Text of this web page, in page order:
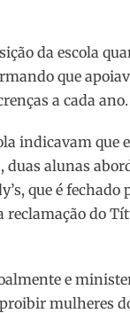
da escola
que
a cada ano.
indicavam que
duas alunas
que é fechado
do
e
mulheres